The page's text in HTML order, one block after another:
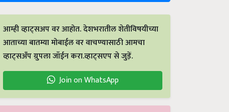
आम्ही व्हाट्सअप वर आहोत. देशभरातील शेतीविषयीच्या
आताच्या बातम्या मोबाईल वर वाचण्यासाठी आमचा
व्हाट्सअँप ग्रुपला जॉईन करा.व्हाट्सएप से जुड़ें.
Join on WhatsApp